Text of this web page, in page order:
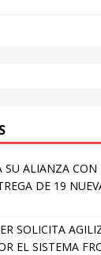
SU ALIANZA
DE 19
SOLICITA
EL SISTEMA